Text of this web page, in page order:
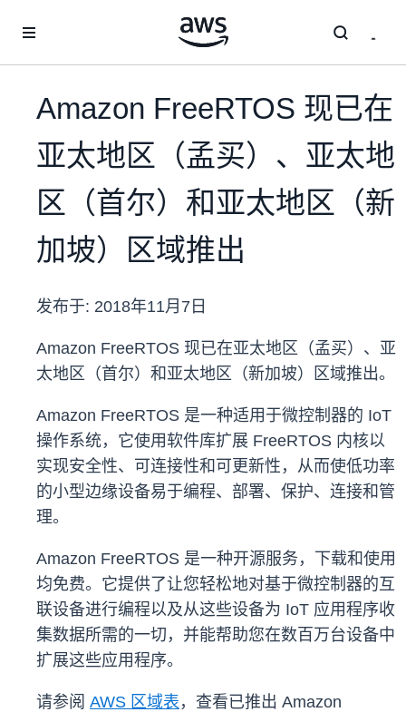
Amazon FreeRTOS 现已在
亚太地区（孟买）、亚太地
区（首尔）和亚太地区（新
加坡）区域推出
发布于: 2018年11月7日
Amazon FreeRTOS 现已在亚太地区（孟买）、亚
太地区（首尔）和亚太地区（新加坡）区域推出。
Amazon FreeRTOS 是一种适用于微控制器的 IoT
操作系统，它使用软件库扩展 FreeRTOS 内核以
实现安全性、可连接性和可更新性，从而使低功率
的小型边缘设备易于编程、部署、保护、连接和管
理。
Amazon FreeRTOS 是一种开源服务，下载和使用
均免费。它提供了让您轻松地对基于微控制器的互
联设备进行编程以及从这些设备为 IoT 应用程序收
集数据所需的一切，并能帮助您在数百万台设备中
扩展这些应用程序。
请参阅 AWS 区域表 ，查看已推出 Amazon